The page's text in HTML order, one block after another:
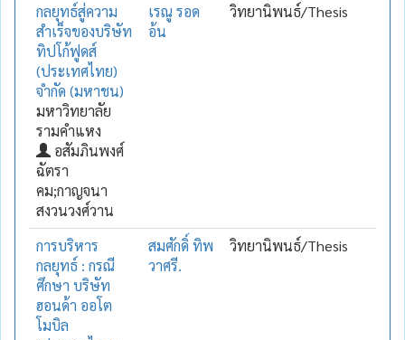
กลยุทธ์สู่ความ
สำเร็จของบริษัท
ทิปโก้ฟูดส์
(ประเทศไทย)
จำกัด (มหาชน)
มหาวิทยาลัย
รามคำแหง
อสัมภินพงศ์
ฉัตรา
คม;กาญจนา
สงวนวงศ์วาน
เรณู รอด
อ้น
วิทยานิพนธ์/Thesis
การบริหาร
กลยุทธ์ : กรณี
ศึกษา บริษัท
ฮอนด้า ออโต
โมบิล
สมศักดิ์ ทิพ
วาศรี.
วิทยานิพนธ์/Thesis